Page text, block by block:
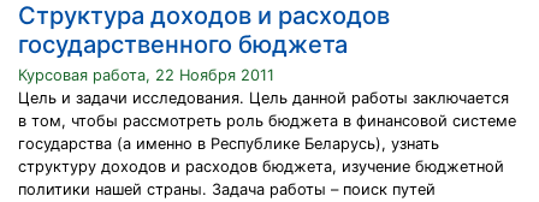
Структура доходов и расходов
государственного бюджета
Курсовая работа, 22 Ноября 2011
Цель и задачи исследования. Цель данной работы заключается
в том, чтобы рассмотреть роль бюджета в финансовой системе
государства (а именно в Республике Беларусь), узнать
структуру доходов и расходов бюджета, изучение бюджетной
политики нашей страны. Задача работы – поиск путей